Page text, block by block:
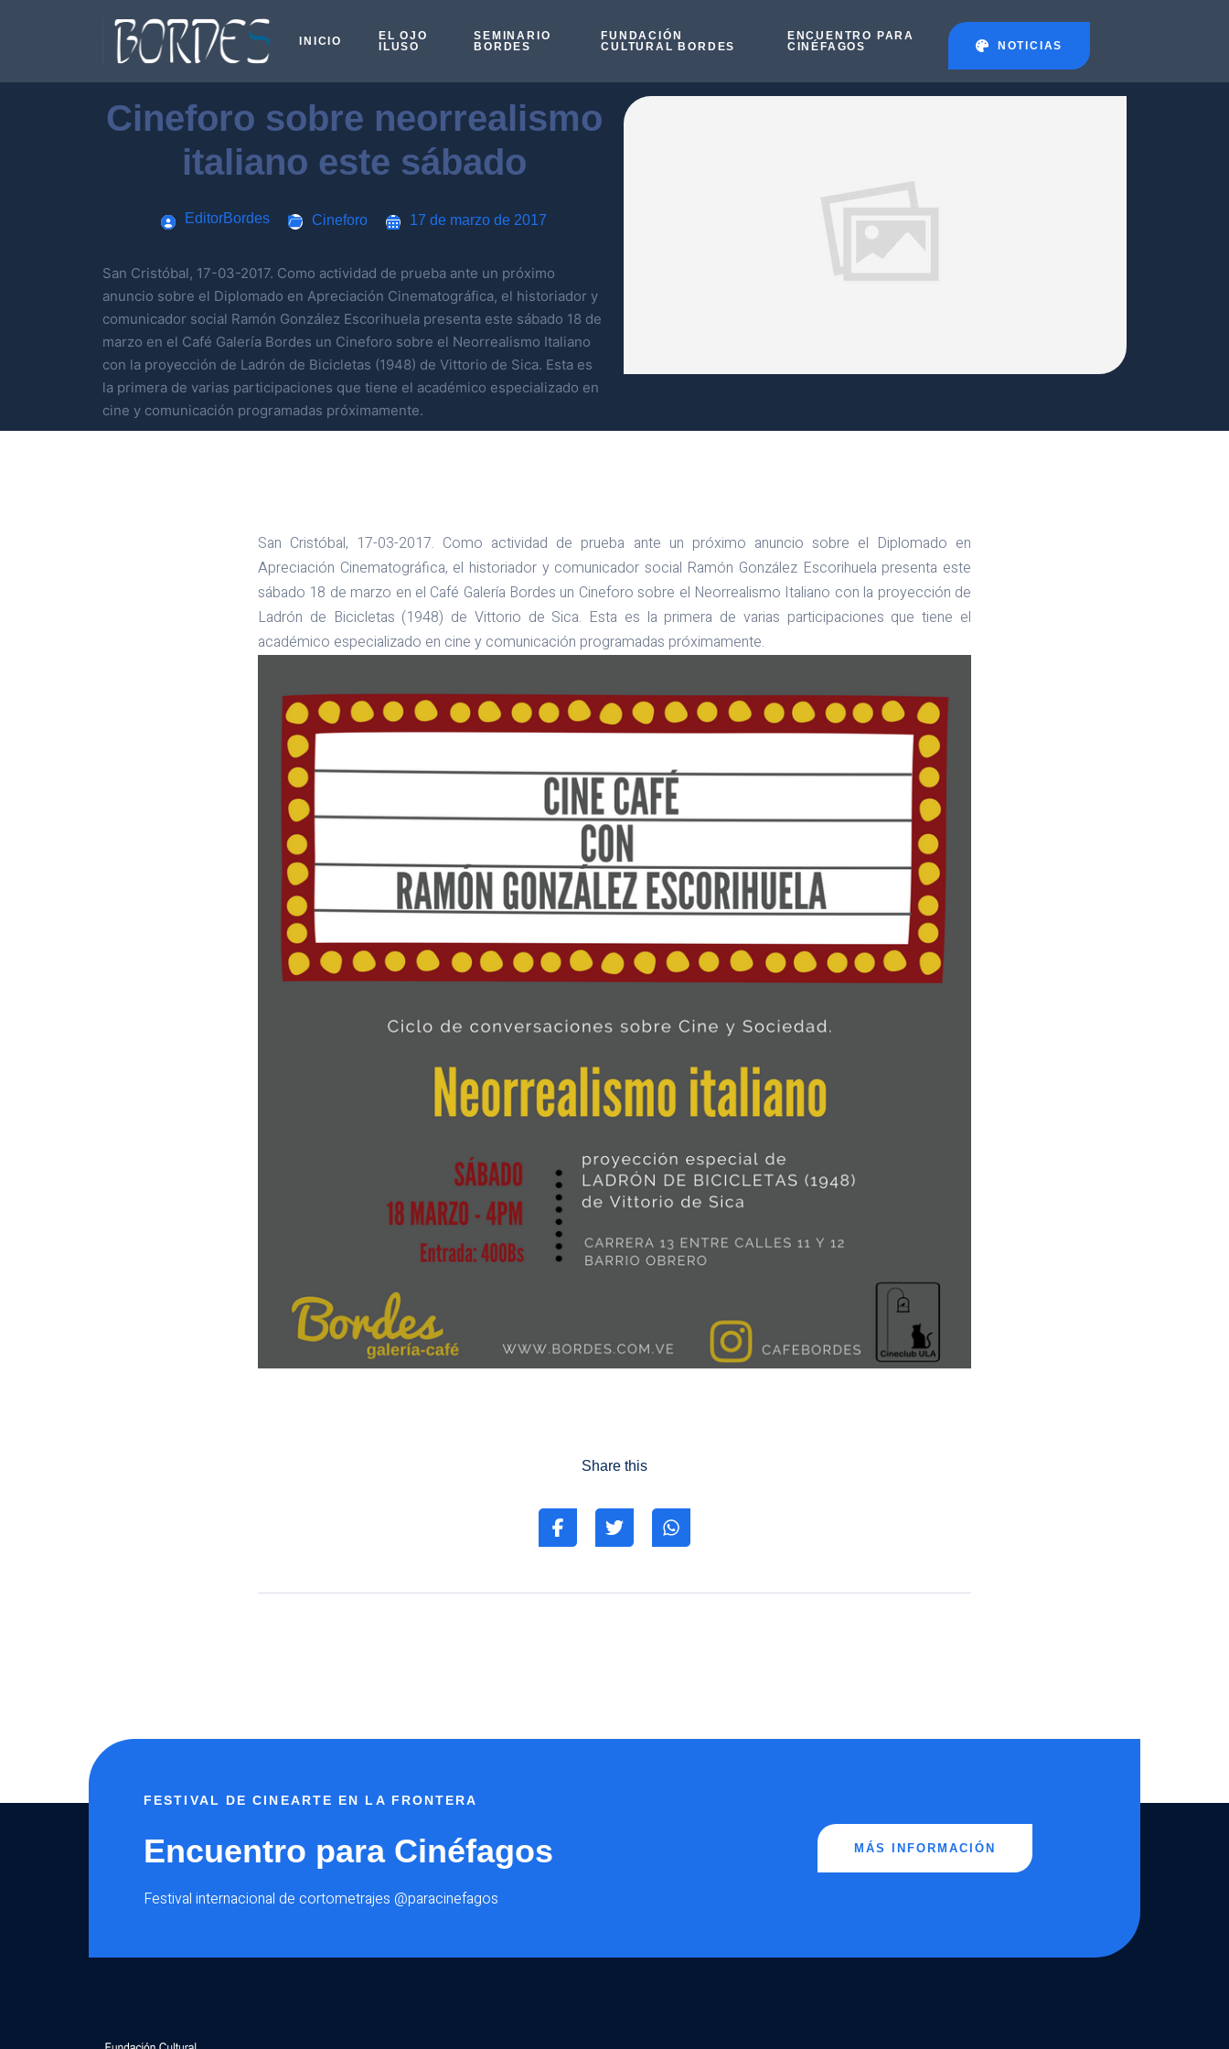
INICIO
EL OJO
ILUSO
SEMINARIO
BORDES
FUNDACIÓN
CULTURAL BORDES
ENCUENTRO PARA
CINÉFAGOS
NOTICIAS
Cineforo sobre neorrealismo
italiano este sábado
EditorBordes Cineforo 17 de marzo de 2017
San Cristóbal, 17-03-2017. Como actividad de prueba ante un próximo
anuncio sobre el Diplomado en Apreciación Cinematográfica, el historiador y
comunicador social Ramón González Escorihuela presenta este sábado 18 de
marzo en el Café Galería Bordes un Cineforo sobre el Neorrealismo Italiano
con la proyección de Ladrón de Bicicletas (1948) de Vittorio de Sica. Esta es
la primera de varias participaciones que tiene el académico especializado en
cine y comunicación programadas próximamente.
San Cristóbal, 17-03-2017. Como actividad de prueba ante un próximo anuncio sobre el Diplomado en
Apreciación Cinematográfica, el historiador y comunicador social Ramón González Escorihuela presenta este
sábado 18 de marzo en el Café Galería Bordes un Cineforo sobre el Neorrealismo Italiano con la proyección de
Ladrón de Bicicletas (1948) de Vittorio de Sica. Esta es la primera de varias participaciones que tiene el
académico especializado en cine y comunicación programadas próximamente.
Share this
FESTIVAL DE CINEARTE EN LA FRONTERA
Encuentro para Cinéfagos
Festival internacional de cortometrajes @paracinefagos
MÁS INFORMACIÓN